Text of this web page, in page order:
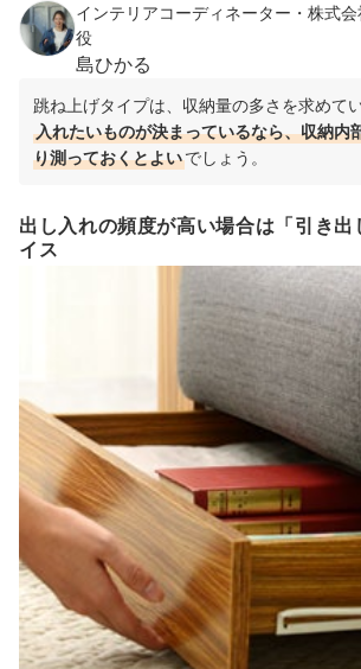
インテリアコーディネーター・株式
役
島ひかる
跳ね上げタイプは、収納量の多さを求めて
入れたいものが決まっているなら、収納内
り測っておくとよいでしょう。
出し入れの頻度が高い場合は「引き出
イス